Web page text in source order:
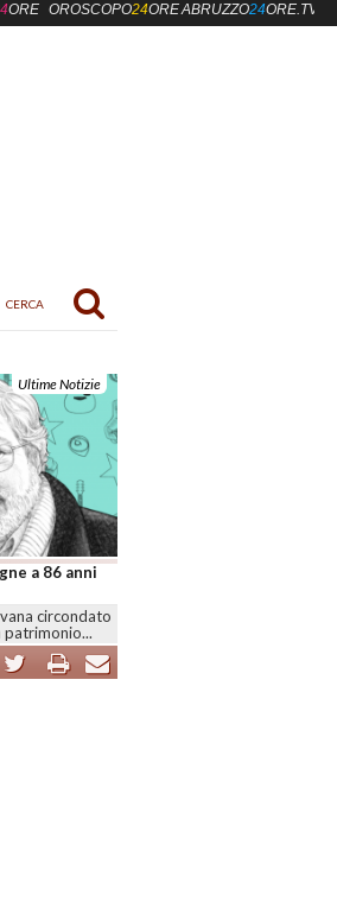
Ultime Notizie
a 86 anni
circondato
patrimonio...
ORE OROSCOPO24OREABRUZZO24ORE.TV